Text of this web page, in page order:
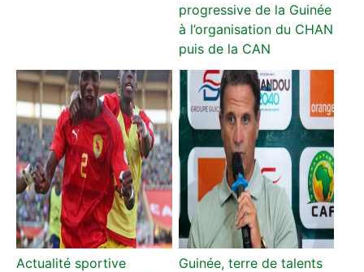
progressive de la Guinée
à l’organisation du CHAN
puis de la CAN
Actualité sportive
Guinée, terre de talents